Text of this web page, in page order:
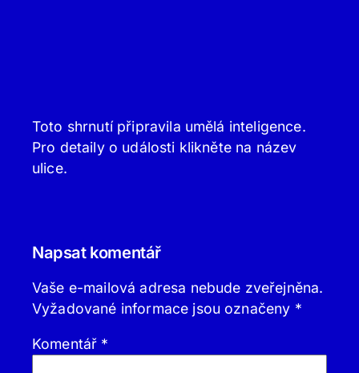
Toto shrnutí připravila umělá inteligence.
Pro detaily o události klikněte na název
ulice.
Napsat komentář
Vaše e-mailová adresa nebude zveřejněna.
Vyžadované informace jsou označeny *
Komentář *